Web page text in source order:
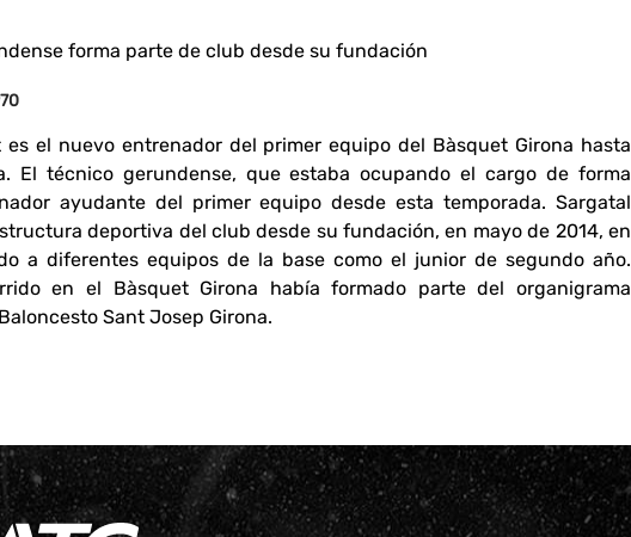
forma parte de club desde su fundación
el nuevo entrenador del primer equipo del Bàsquet Girona hasta
El técnico gerundense, que estaba ocupando el cargo de forma
ayudante del primer equipo desde esta temporada. Sargatal
deportiva del club desde su fundación, en mayo de 2014, en
a diferentes equipos de la base como el junior de segundo año.
en el Bàsquet Girona había formado parte del organigrama
Sant Josep Girona.